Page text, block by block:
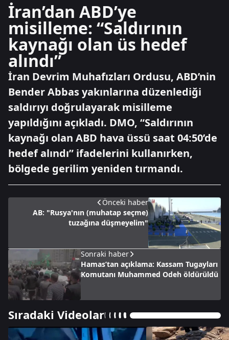
İran’dan ABD’ye
misilleme: “Saldırının
kaynağı olan üs hedef
alındı”
İran Devrim Muhafızları Ordusu, ABD’nin
Bender Abbas yakınlarına düzenlediği
saldırıyı doğrulayarak misilleme
yapıldığını açıkladı. DMO, “Saldırının
kaynağı olan ABD hava üssü saat 04:50’de
hedef alındı” ifadelerini kullanırken,
bölgede gerilim yeniden tırmandı.
Önceki haber
AB: "Rusya'nın (muhatap seçme)
tuzağına düşmeyelim"
Sonraki haber
Hamas’tan açıklama: Kassam Tugayları
Komutanı Muhammed Odeh öldürüldü
Sıradaki Videolar